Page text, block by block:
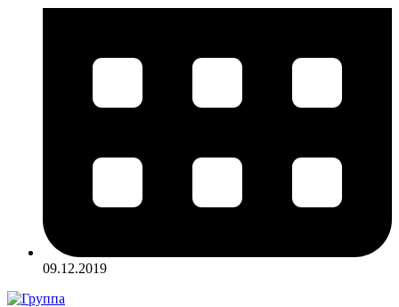
09.12.2019